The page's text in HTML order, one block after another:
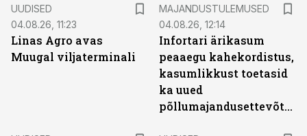
UUDISED
04.08.26, 11:23
Linas Agro avas
Muugal viljaterminali
MAJANDUSTULEMUSED
04.08.26, 12:14
Infortari ärikasum
peaaegu kahekordistus,
kasumlikkust toetasid
ka uued
põllumajandusettevõtted